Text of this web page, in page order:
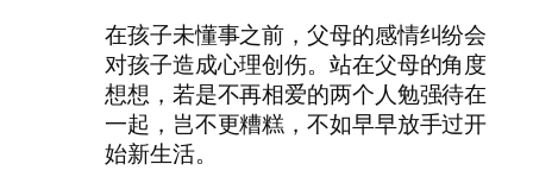
在孩子未懂事之前，父母的感情纠纷会
对孩子造成心理创伤。站在父母的角度
想想，若是不再相爱的两个人勉强待在
一起，岂不更糟糕，不如早早放手过开
始新生活。